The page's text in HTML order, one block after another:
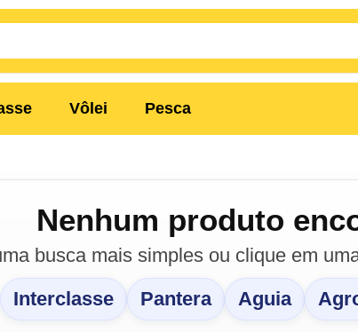
Vôlei Pesca
Nenhum produto
busca mais simples ou clique em
Interclasse
Pantera Aguia